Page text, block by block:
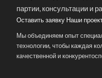
партии, консультации и
Оставить заявку Наши
Мы объединяем опыт
технологии, чтобы каждая
качественной и